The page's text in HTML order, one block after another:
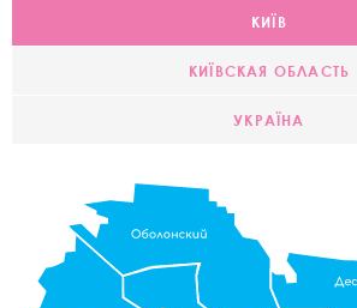
КИЇВ
КИЇВСКАЯ ОБЛАСТЬ
УКРАЇНА